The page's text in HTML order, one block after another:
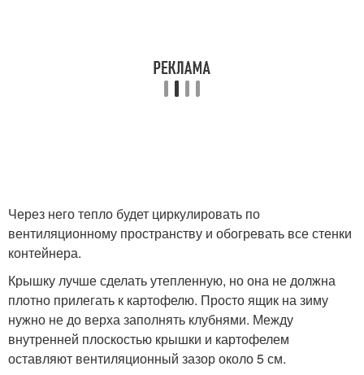
Через него тепло будет циркулировать по
вентиляционному пространству и обогревать все стенки
контейнера.
Крышку лучше сделать утепленную, но она не должна
плотно прилегать к картофелю. Просто ящик на зиму
нужно не до верха заполнять клубнями. Между
внутренней плоскостью крышки и картофелем
оставляют вентиляционный зазор около 5 см.